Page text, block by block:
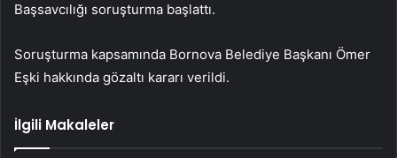
Başsavcılığı soruşturma başlattı.
Soruşturma kapsamında Bornova Belediye Başkanı Ömer
Eşki hakkında gözaltı kararı verildi.
İlgili Makaleler